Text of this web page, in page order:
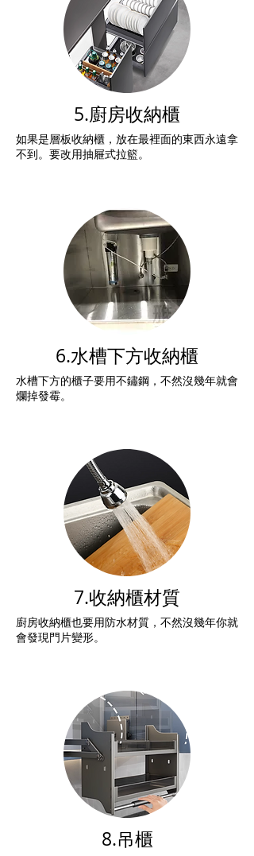
5.廚房收納櫃
如果是層板收納櫃，放在最裡面的東西永遠拿
不到。要改用抽屜式拉籃。
6.水槽下方收納櫃
水槽下方的櫃子要用不鏽鋼，不然沒幾年就會
爛掉發霉。
7.收納櫃材質
廚房收納櫃也要用防水材質，不然沒幾年你就
會發現門片變形。
8.吊櫃